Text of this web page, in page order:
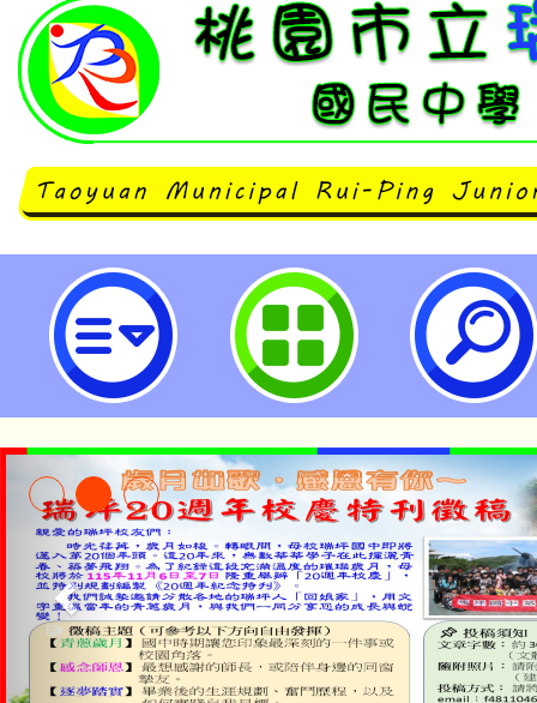
「114年度客語能力認證」基礎級
證-桃園市立瑞坪國民中學
公告本校115學年度第